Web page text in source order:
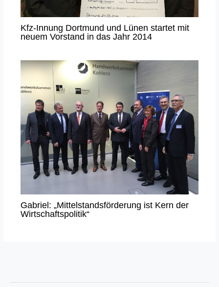
Kfz-Innung Dortmund und Lünen startet mit
neuem Vorstand in das Jahr 2014
Gabriel: „Mittelstandsförderung ist Kern der
Wirtschaftspolitik“